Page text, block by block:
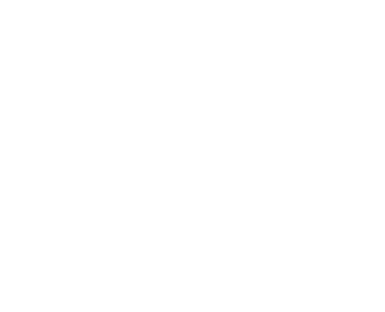
Materialeinzug
Not-Aus-Schalter